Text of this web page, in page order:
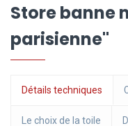
Store banne
parisienne"
Détails techniques
Le choix de la toile